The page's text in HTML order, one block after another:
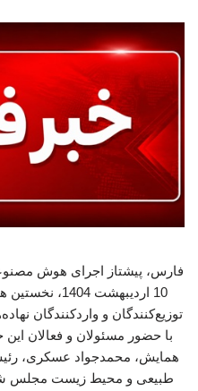
فارس، پیشتاز اجرای هوش
10 اردیبهشت
توزیع‌کنندگان و واردکنندگان
با حضور مسئولان و فعالان
همایش، محمدجواد عسکری،
طبیعی و محیط زیست مجلس